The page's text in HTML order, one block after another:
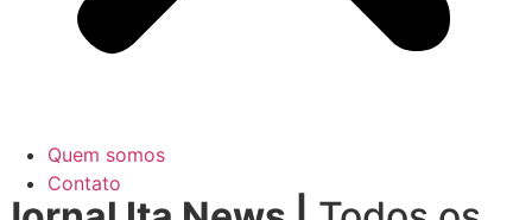
Quem somos
Contato